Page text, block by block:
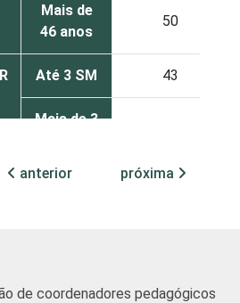
Mais de
46 anos
50
Até 3 SM 43
Mais de 3
Mais de 5
Até 3 SM 44
anterior próxima
de coordenadores pedagógicos